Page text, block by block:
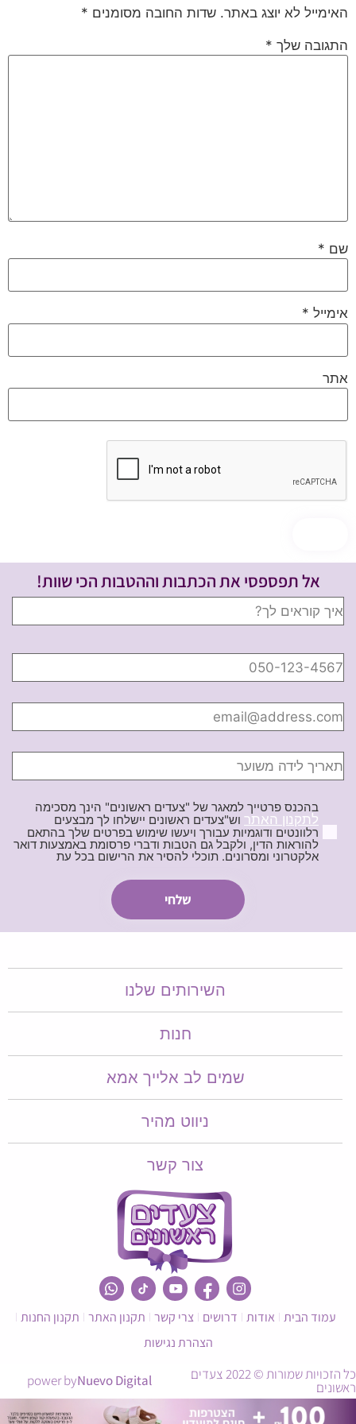
האימייל לא יוצג באתר. שדות החובה מסומנים *
התגובה שלך *
שם *
אימייל *
אתר
אל תפספסי את הכתבות וההטבות הכי שוות!
בהכנס פרטייך למאגר של "צעדים ראשונים" הינך מסכימה
לתקנון האתר וש"צעדים ראשונים יישלחו לך מבצעים
רלוונטים ודוגמיות עבורך ויעשו שימוש בפרטים שלך בהתאם
להוראות הדין, ולקבל גם הטבות ודברי פרסומת באמצעות דואר
אלקטרוני ומסרונים. תוכלי להסיר את הרישום בכל עת
השירותים שלנו
חנות
שמים לב אלייך אמא​​
ניווט מהיר
צור קשר
עמוד הבית אודות דרושים צרי קשר תקנון האתר תקנון החנות
הצהרת נגישות
כל הזכויות שמורות © 2022 צעדים
ראשונים power byNuevo Digital